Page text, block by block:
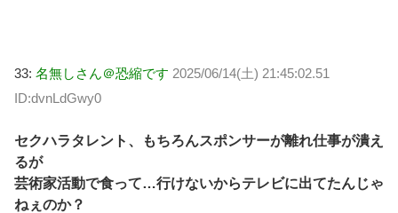
33: 名無しさん＠恐縮です 2025/06/14(土) 21:45:02.51
ID:dvnLdGwy0
セクハラタレント、もちろんスポンサーが離れ仕事が潰え
るが
芸術家活動で食って…行けないからテレビに出てたんじゃ
ねぇのか？